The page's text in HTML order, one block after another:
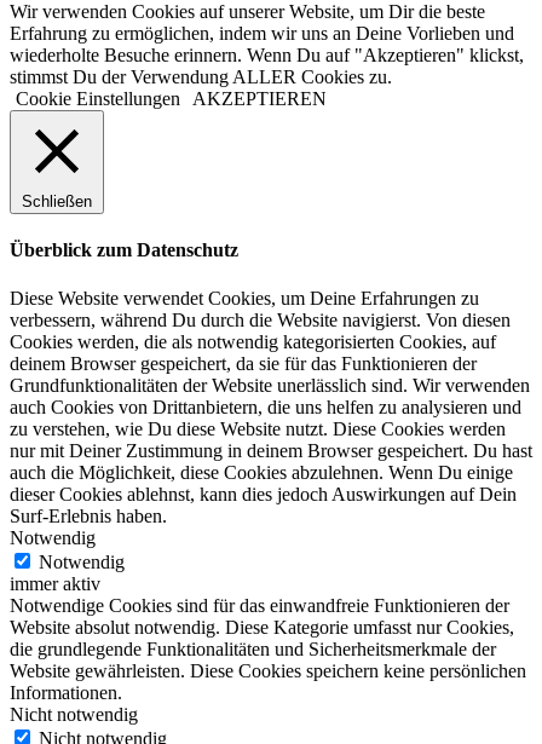
Wir verwenden Cookies auf unserer Website, um Dir die beste
Erfahrung zu ermöglichen, indem wir uns an Deine Vorlieben und
wiederholte Besuche erinnern. Wenn Du auf "Akzeptieren" klickst,
stimmst Du der Verwendung ALLER Cookies zu.
Cookie Einstellungen
AKZEPTIEREN
Schließen
Überblick zum Datenschutz
Diese Website verwendet Cookies, um Deine Erfahrungen zu
verbessern, während Du durch die Website navigierst. Von diesen
Cookies werden, die als notwendig kategorisierten Cookies, auf
deinem Browser gespeichert, da sie für das Funktionieren der
Grundfunktionalitäten der Website unerlässlich sind. Wir verwenden
auch Cookies von Drittanbietern, die uns helfen zu analysieren und
zu verstehen, wie Du diese Website nutzt. Diese Cookies werden
nur mit Deiner Zustimmung in deinem Browser gespeichert. Du hast
auch die Möglichkeit, diese Cookies abzulehnen. Wenn Du einige
dieser Cookies ablehnst, kann dies jedoch Auswirkungen auf Dein
Surf-Erlebnis haben.
Notwendig
Notwendig
immer aktiv
Notwendige Cookies sind für das einwandfreie Funktionieren der
Website absolut notwendig. Diese Kategorie umfasst nur Cookies,
die grundlegende Funktionalitäten und Sicherheitsmerkmale der
Website gewährleisten. Diese Cookies speichern keine persönlichen
Informationen.
Nicht notwendig
Nicht notwendig